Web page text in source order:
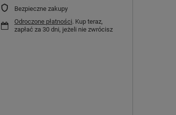
Bezpieczne zakupy
Odroczone płatności. Kup teraz,
zapłać za 30 dni, jeżeli nie zwrócisz